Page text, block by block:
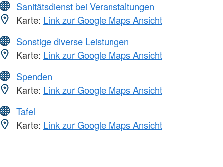
Sanitätsdienst bei Veranstaltungen
Karte: Link zur Google Maps Ansicht
Sonstige diverse Leistungen
Karte: Link zur Google Maps Ansicht
Spenden
Karte: Link zur Google Maps Ansicht
Tafel
Karte: Link zur Google Maps Ansicht